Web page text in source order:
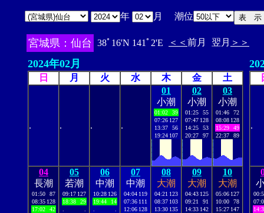
年 月 潮位
宮城県：仙台 38ﾟ16'N 141ﾟ2'E ＜＜ 前月 翌月 ＞＞
2024年02月
日 月 火 水 木 金 土
. . . .
01
小潮
01:02
39
07:26 127
13:37
56
19:24 107
02
小潮
01:25
55
07:47 128
14:25
53
20:27
97
03
小潮
01:46
72
08:08 128
15:29
49
22:37
89
04
長潮
01:50
87
08:35 128
17:02
42
05
若潮
09:17 127
18:38
29
06
中潮
10:28 126
19:44
14
07
中潮
04:04 119
07:36 111
12:06 128
08
大潮
04:21 123
08:37 103
13:30 135
09
大潮
04:43 125
09:21
91
14:33 142
10
大潮
05:06 127
10:00
78
15:27 147
.